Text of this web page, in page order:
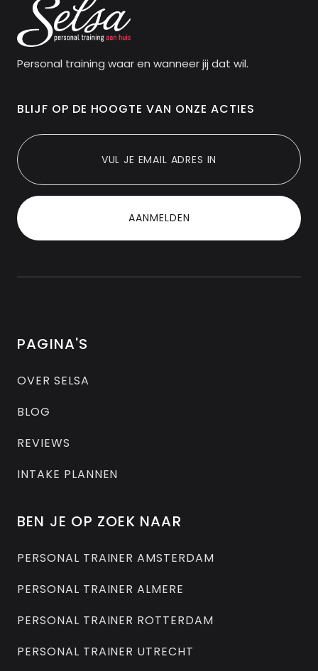
Personal training waar en wanneer jij dat wil.
BLIJF OP DE HOOGTE VAN ONZE ACTIES
PAGINA'S
OVER SELSA
BLOG
REVIEWS
INTAKE PLANNEN
BEN JE OP ZOEK NAAR
PERSONAL TRAINER AMSTERDAM
PERSONAL TRAINER ALMERE
PERSONAL TRAINER ROTTERDAM
PERSONAL TRAINER UTRECHT